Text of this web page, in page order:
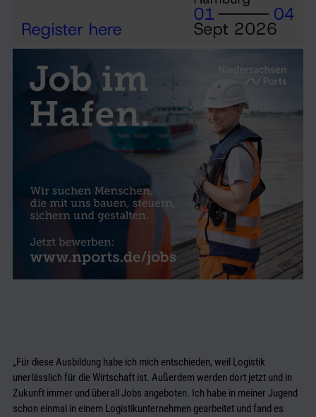
„Für diese Ausbildung habe ich mich entschieden, weil Logistik
unerlässlich für die Wirtschaft ist. Außerdem werden dort jetzt und in
Zukunft immer und überall Jobs angeboten. Ich habe in meiner Jugend
schon einmal in einem Logistikunternehmen gearbeitet und fand es